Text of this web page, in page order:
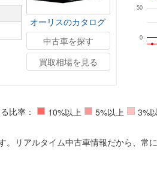
オーリスのカタログ
中古車を探す
買取相場を見る
0
50
。リアルタイム中古車情報だから、常
比率： 10%以上 5%以上 3%